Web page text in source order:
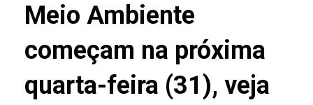
Meio Ambiente
começam na próxima
quarta-feira (31), veja